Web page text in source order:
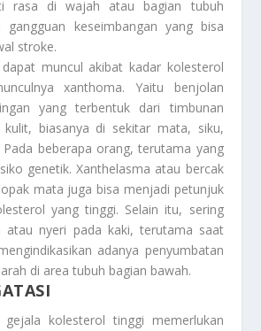
rasa di wajah atau bagian tubuh
gangguan keseimbangan yang bisa
stroke.
muncul akibat kadar kolesterol
xanthoma. Yaitu benjolan
yang terbentuk dari timbunan
biasanya di sekitar mata, siku,
beberapa orang, terutama yang
genetik. Xanthelasma atau bercak
mata juga bisa menjadi petunjuk
yang tinggi. Selain itu, sering
atau nyeri pada kaki, terutama saat
adanya penyumbatan
di area tubuh bagian bawah.
kolesterol tinggi memerlukan